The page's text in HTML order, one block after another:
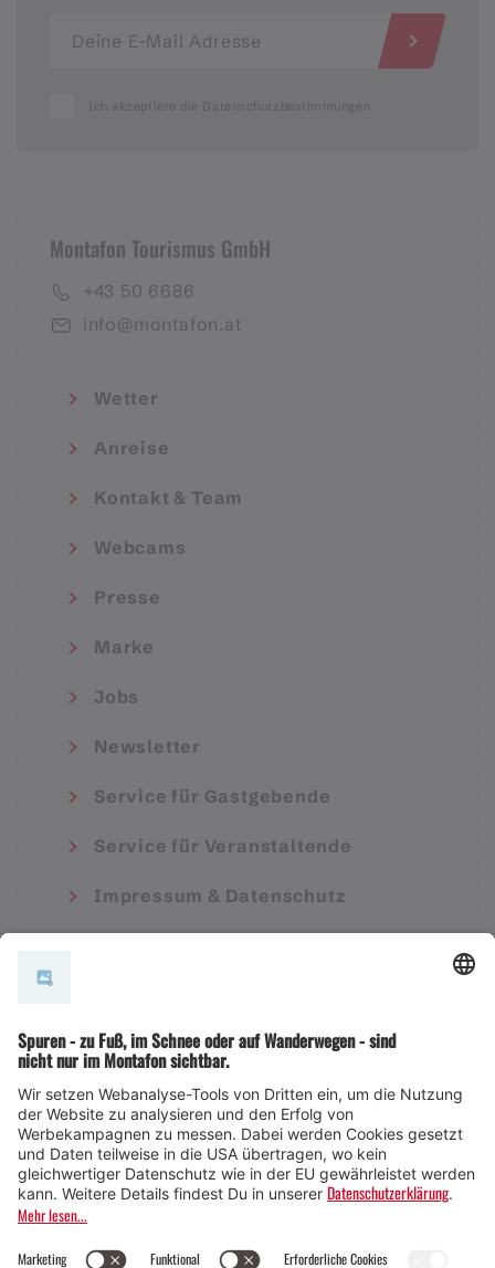
Ich akzeptiere die Datenschutzbestimmungen
Montafon Tourismus GmbH
+43 50 6686
info@montafon.at
Wetter
Anreise
Kontakt & Team
Webcams
Presse
Marke
Jobs
Newsletter
Service für Gastgebende
Service für Veranstaltende
Impressum & Datenschutz